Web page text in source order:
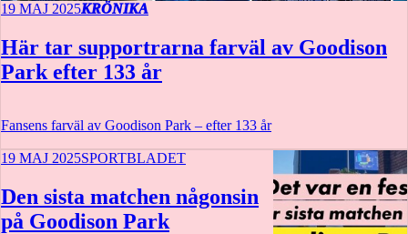
19 MAJ 2025KRÖNIKA
Här tar supportrarna farväl av Goodison
Park efter 133 år
Fansens farväl av Goodison Park – efter 133 år
19 MAJ 2025SPORTBLADET
Den sista matchen någonsin
på Goodison Park